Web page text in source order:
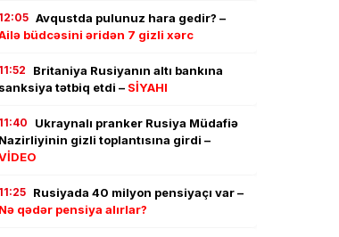
12:05 Avqustda pulunuz hara gedir? –
büdcəsini əridən 7 gizli xərc
11:52
Britaniya Rusiyanın altı bankına
sanksiya tətbiq etdi – SİYAHI
11:40
Ukraynalı pranker Rusiya Müdafiə
Nazirliyinin gizli toplantısına girdi –
11:25 Rusiyada 40 milyon pensiyaçı var –
Nə qədər pensiya alırlar?